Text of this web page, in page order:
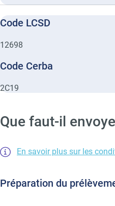
Code LCSD
12698
Code Cerba
2C19
Que faut-il
En savoir plus sur les
Préparation du